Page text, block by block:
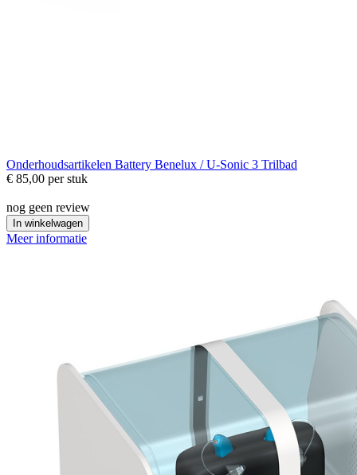
Onderhoudsartikelen Battery Benelux / U-Sonic 3 Trilbad
€ 85,00 per stuk
nog geen review
In winkelwagen
Meer informatie